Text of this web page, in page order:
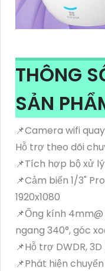
THÔNG
SẢN
📌Camera wifi
Hỗ trợ theo dõi
📌Tích hợp bộ xử
📌Cảm biến 1/3"
1920x1080
📌Ống kính
ngang 340°, góc
📌Hỗ trợ DWDR, 3D
📌Phát hiện